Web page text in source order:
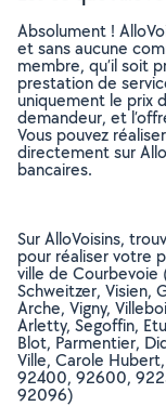
Absolument !
et sans aucune
membre, qu’il soit
prestation de
uniquement le prix
demandeur, et
Vous pouvez
directement sur
bancaires.
Sur AlloVoisins,
pour réaliser votre
ville de Courbevoie
Schweitzer, Visien,
Arche, Vigny,
Arletty, Segoffin,
Blot, Parmentier,
Ville, Carole
92400, 92600,
92096)